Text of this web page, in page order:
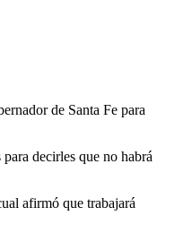
de Santa Fe para
decirles que no habrá
afirmó que trabajará